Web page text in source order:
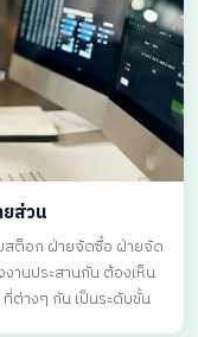
ส่วน
สต็อก ฝ่ายจัดซื้อ ฝ่ายจัด
านประสานกัน ต้องเห็น
ต่างๆ กัน เป็นระดับขั้น